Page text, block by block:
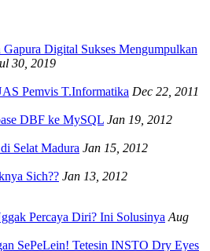
Gapura Digital Sukses Mengumpulkan
30, 2019
Pemvis T.Informatika Dec 22, 2011
DBF ke MySQL Jan 19, 2012
Selat Madura Jan 15, 2012
Sich?? Jan 13, 2012
Percaya Diri? Ini Solusinya Aug